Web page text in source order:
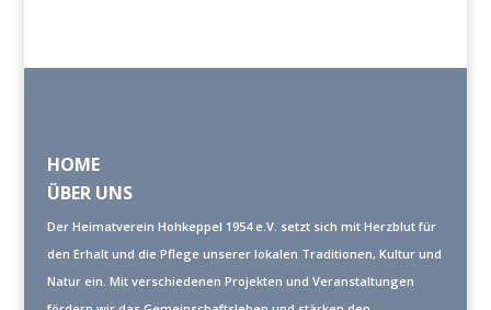
HOME
ÜBER UNS
Der Heimatverein Hohkeppel 1954 e.V. setzt sich mit Herzblut für
den Erhalt und die Pflege unserer lokalen Traditionen, Kultur und
Natur ein. Mit verschiedenen Projekten und Veranstaltungen